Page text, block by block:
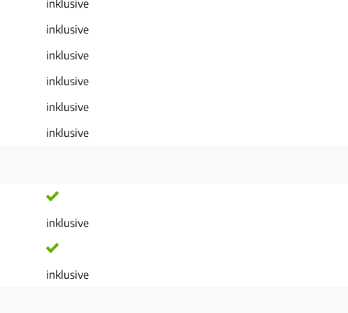
inklusive
inklusive
inklusive
inklusive
inklusive
inklusive
inklusive
inklusive